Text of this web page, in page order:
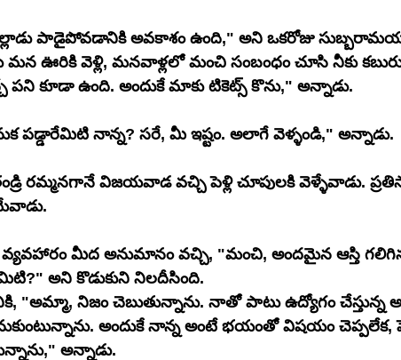
పాడైపోవడానికి అవకాశం ఉంది," అని ఒకరోజు
ఊరికి వెళ్లి, మనవాళ్లలో మంచి సంబంధం చూసి నీకు
పని కూడా ఉంది. అందుకే మాకు టికెట్స్ కొను," అన్నాడు.
పడ్డారేమిటి నాన్న? సరే, మీ ఇష్టం. అలాగే వెళ్ళండి," అన్నాడు.
రమ్మనగానే విజయవాడ వచ్చి పెళ్లి చూపులకి వెళ్ళేవాడు.
వ్యవహారం మీద అనుమానం వచ్చి, "మంచి, అందమైన ఆస్తి
అని కొడుకుని నిలదీసింది.
"అమ్మా, నిజం చెబుతున్నాను. నాతో పాటు ఉద్యోగం
అందుకే నాన్న అంటే భయంతో విషయం చెప్పలేక,
అన్నాడు.